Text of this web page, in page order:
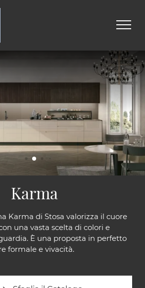
Karma
Karma di Stosa valorizza il cuore
una vasta scelta di colori e
È una proposta in perfetto
formale e vivacità.